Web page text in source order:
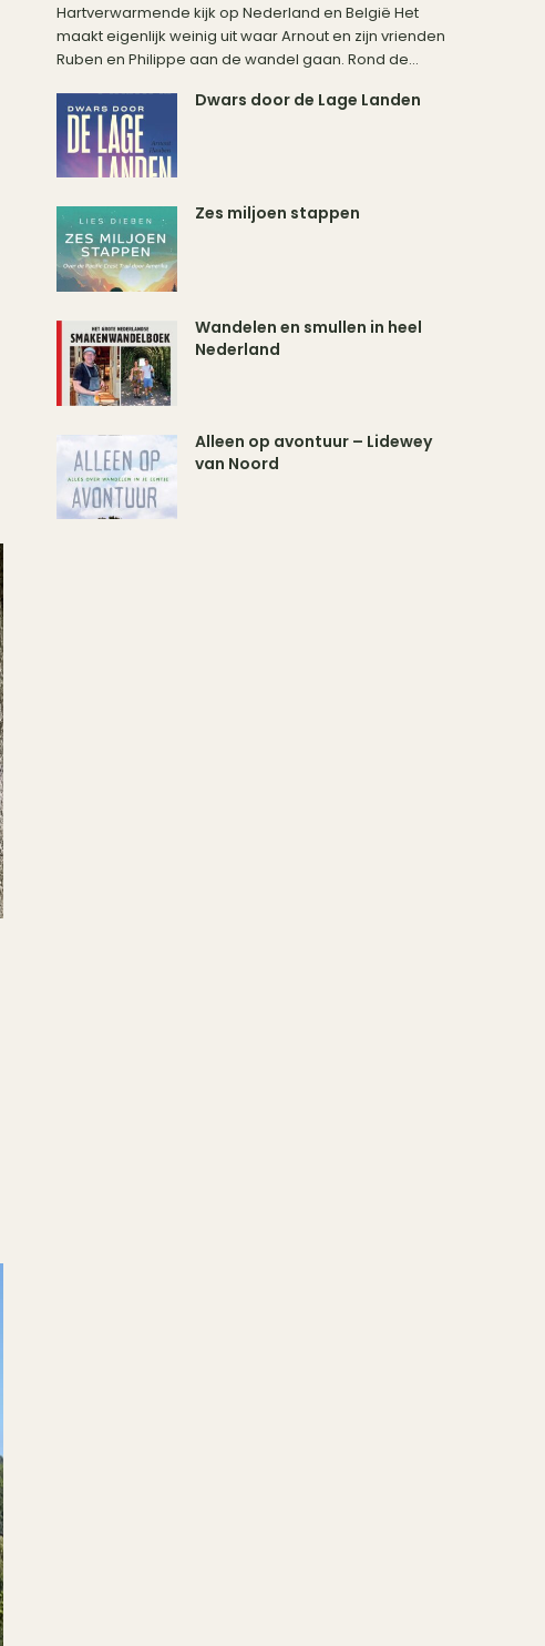
Hartverwarmende kijk op Nederland en België Het
maakt eigenlijk weinig uit waar Arnout en zijn vrienden
Ruben en Philippe aan de wandel gaan. Rond de...
Dwars door de Lage Landen
Zes miljoen stappen
Wandelen en smullen in heel
Nederland
Alleen op avontuur – Lidewey
van Noord